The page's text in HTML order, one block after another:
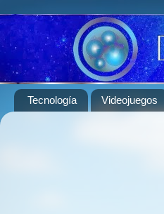
Tecnología Videojuegos